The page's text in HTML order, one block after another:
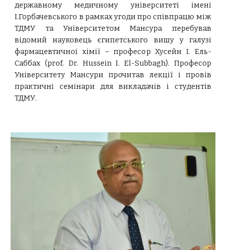
державному медичному університеті імені
І.Горбачевського в рамках угоди про співпрацю між
ТДМУ та Університетом Мансура перебував
відомий науковець єгипетського вишу у галузі
фармацевтичноі хімії – професор Хусейн І. Ель-
Саббах (рrof. Dr. Hussein I. El-Subbagh). Професор
Університету Мансури прочитав лекції і провів
практичні семінари для викладачів і студентів
ТДМУ.